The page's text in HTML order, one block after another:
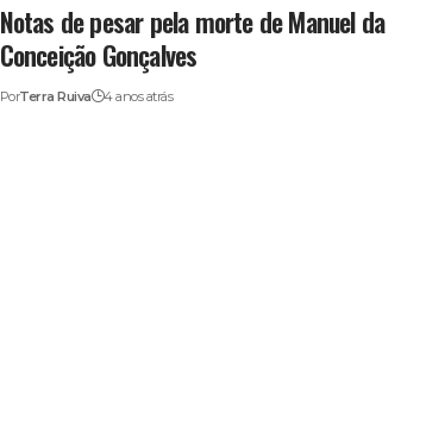
Notas de pesar pela morte de Manuel da
Conceição Gonçalves
PorTerra Ruiva 4 anos atrás